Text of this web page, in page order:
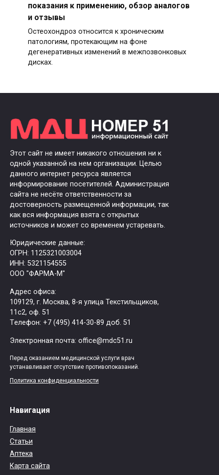
показания к применению, обзор аналогов
и отзывы
Остеохондроз относится к хроническим
патологиям, протекающим на фоне
дегенеративных изменений в межпозвонковых
дисках.
Этот сайт не имеет никакого отношения ни к
одной указанной на нем организации. Целью
данного интернет ресурса является
информирование посетителей. Администрация
сайта не несёте ответственности за
достоверность размещенной информации, так
как вся информация взята с открытых
источников и может со временем устаревать.
Юридические данные:
ОГРН: 1125321003004
ИНН: 5321154555
ООО "ФАРМА-М"
Адрес офиса:
109129, г. Москва, ​8-я улица Текстильщиков,
11с2, оф. 51
Tелефон: +7 (495) 414-30-89 доб. 51
Электронная почта: office@mdc51.ru
Перед оказанием медицинской услуги врач
устанавливает отсутствие противопоказаний.
Политика конфиденциальности
Навигация
Главная
Статьи
Аптека
Карта сайта